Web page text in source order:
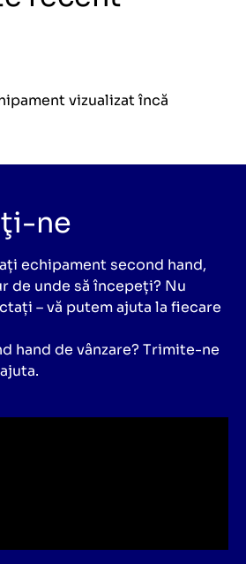
vizualizat încă
ne
echipament second hand,
de unde să începeți? Nu
– vă putem ajuta la fiecare
hand de vânzare? Trimite-ne